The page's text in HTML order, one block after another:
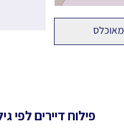
מאוכלס
פילוח דיירים לפי